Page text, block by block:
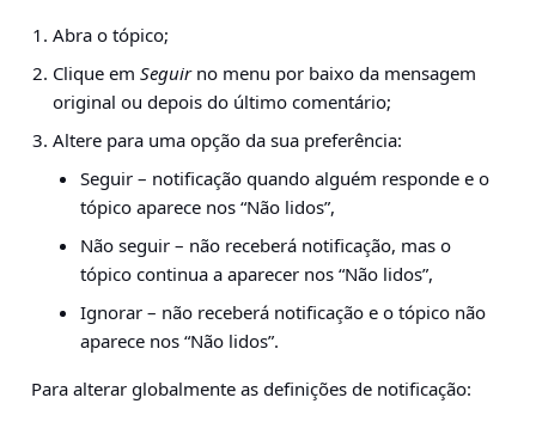
Abra o tópico;
Clique em Seguirno menu por baixo da mensagem
original ou depois do último comentário;
Altere para uma opção da sua preferência:
Seguir – notificação quando alguém responde e o
tópico aparece nos “Não lidos”,
Não seguir – não receberá notificação, mas o
tópico continua a aparecer nos “Não lidos”,
Ignorar – não receberá notificação e o tópico não
aparece nos “Não lidos”.
Para alterar globalmente as definições de notificação: